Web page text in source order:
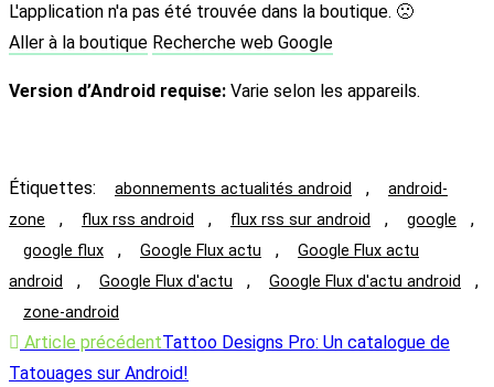
L'application n'a pas été trouvée dans la boutique. 🙁
Aller à la boutique Recherche web Google
Version d’Android requise: Varie selon les appareils.
Étiquettes: abonnements actualités android ,
android-
zone
, flux rss android , flux rss sur android , google ,
google flux , Google Flux actu ,
Google Flux actu
android
, Google Flux d'actu , Google Flux d'actu android ,
zone-android
Read
more
Article précédentTattoo Designs Pro: Un catalogue de
Tatouages sur Android!